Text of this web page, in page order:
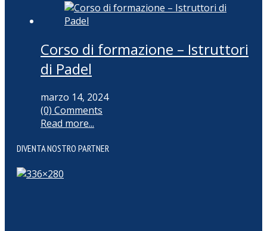
Corso di formazione – Istruttori
di Padel
marzo 14, 2024
(0) Comments
Read more...
DIVENTA NOSTRO PARTNER